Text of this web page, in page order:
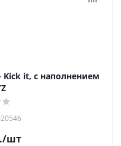
Kick it, с наполнением
/шт